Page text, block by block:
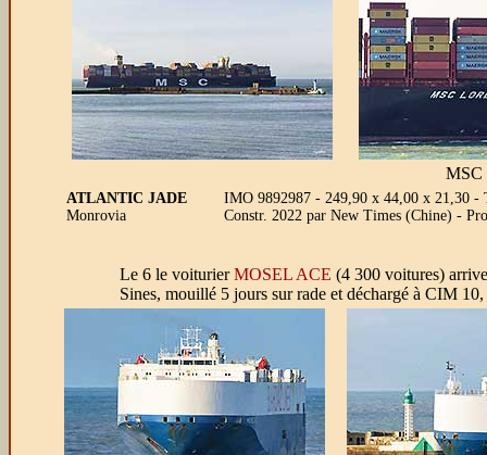
MSC
ATLANTIC JADE
Monrovia
IMO 9892987 - 249,90 x 44,00 x 21,30
Constr. 2022 par New Times (Chine) -
Le 6 le voiturier MOSEL ACE (4 300 voitures)
Sines, mouillé 5 jours sur rade et déchargé à CIM